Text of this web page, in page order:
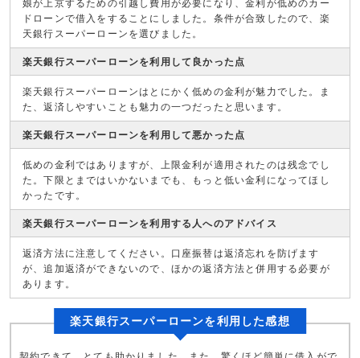
娘が上京するための引越し費用が必要になり、金利が低めのカー
ドローンで借入をすることにしました。条件が合致したので、楽
天銀行スーパーローンを選びました。
楽天銀行スーパーローンを利用して良かった点
楽天銀行スーパーローンはとにかく低めの金利が魅力でした。ま
た、返済しやすいことも魅力の一つだったと思います。
楽天銀行スーパーローンを利用して悪かった点
低めの金利ではありますが、上限金利が適用されたのは残念でし
た。下限とまではいかないまでも、もっと低い金利になってほし
かったです。
楽天銀行スーパーローンを利用する人へのアドバイス
返済方法に注意してください。口座振替は返済忘れを防げます
が、追加返済ができないので、ほかの返済方法と併用する必要が
あります。
楽天銀行スーパーローンを利用した感想